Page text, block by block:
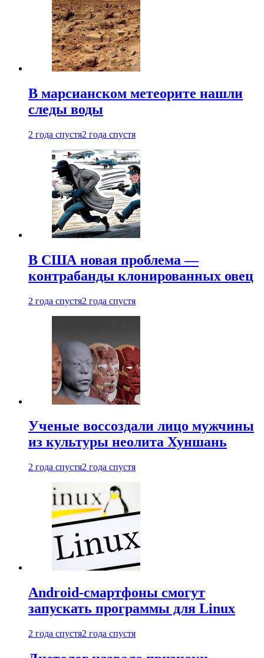
В марсианском метеорите нашли
следы воды
2 года спустя2 года спустя
В США новая проблема —
контрабанды клонированных овец
2 года спустя2 года спустя
Ученые воссоздали лицо мужчины
из культуры неолита Хуншань
2 года спустя2 года спустя
Android-смартфоны смогут
запускать программы для Linux
2 года спустя2 года спустя